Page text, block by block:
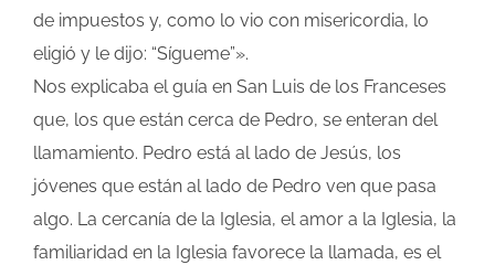
de impuestos y, como lo vio con misericordia, lo
eligió y le dijo: “Sígueme”».
Nos explicaba el guía en San Luis de los Franceses
que, los que están cerca de Pedro, se enteran del
llamamiento. Pedro está al lado de Jesús, los
jóvenes que están al lado de Pedro ven que pasa
algo. La cercanía de la Iglesia, el amor a la Iglesia, la
familiaridad en la Iglesia favorece la llamada, es el